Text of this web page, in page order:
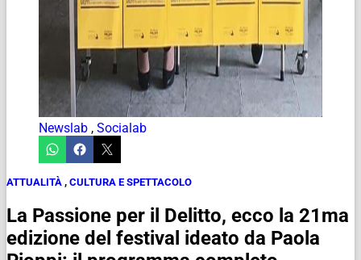
Newslab , Socialab
ATTUALITÀ , CULTURA E SPETTACOLO
La Passione per il Delitto, ecco la 21ma
edizione del festival ideato da Paola